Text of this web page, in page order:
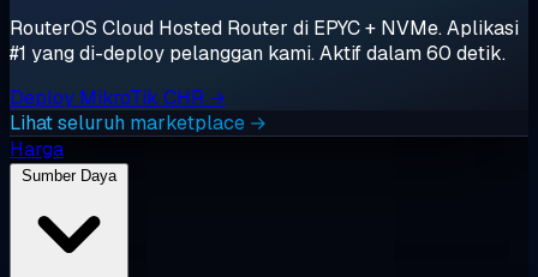
RouterOS Cloud Hosted Router di EPYC + NVMe. Aplikasi
#1 yang di-deploy pelanggan kami. Aktif dalam 60 detik.
Deploy MikroTik CHR →
Lihat seluruh marketplace →
Harga
Sumber Daya